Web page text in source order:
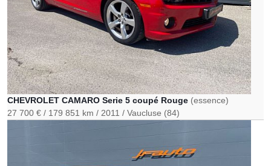
CHEVROLET CAMARO Serie 5 coupé Rouge (essence)
27 700 €
179 851 km 2011 Vaucluse (84)